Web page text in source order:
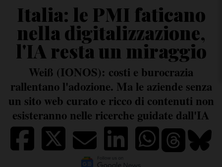
Italia: le PMI faticano
nella digitalizzazione,
l'IA resta un miraggio
Weiß (IONOS): costi e burocrazia
rallentano l'adozione. Ma le aziende senza
un sito web curato e ricco di contenuti non
esisteranno nelle ricerche guidate dall'IA